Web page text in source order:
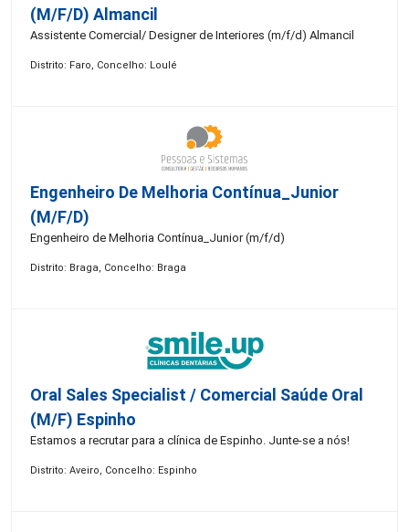
(m/f/d) Almancil
Assistente Comercial/ Designer de Interiores (m/f/d) Almancil
Distrito: Faro, Concelho: Loulé
Engenheiro De Melhoria Contínua_Junior
(m/f/d)
Engenheiro de Melhoria Contínua_Junior (m/f/d)
Distrito: Braga, Concelho: Braga
Oral Sales Specialist / Comercial Saúde Oral
(M/F) Espinho
Estamos a recrutar para a clínica de Espinho. Junte-se a nós!
Distrito: Aveiro, Concelho: Espinho